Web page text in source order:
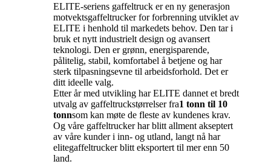
ELITE-seriens gaffeltruck er en ny generasjon
motvektsgaffeltrucker for forbrenning utviklet av
ELITE i henhold til markedets behov. Den tar i
bruk et nytt industrielt design og avansert
teknologi. Den er grønn, energisparende,
pålitelig, stabil, komfortabel å betjene og har
sterk tilpasningsevne til arbeidsforhold. Det er
ditt ideelle valg.
Etter år med utvikling har ELITE dannet et bredt
utvalg av gaffeltruckstørrelser fra1 tonn til 10
tonnsom kan møte de fleste av kundenes krav.
Og våre gaffeltrucker har blitt allment akseptert
av våre kunder i inn- og utland, langt nå har
elitegaffeltrucker blitt eksportert til mer enn 50
land.